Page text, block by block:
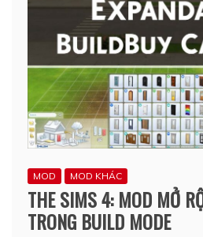
MOD MOD KHÁC
THE SIMS 4: MOD MỞ
TRONG BUILD MODE